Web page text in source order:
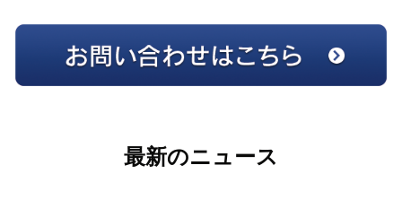
最新のニュース